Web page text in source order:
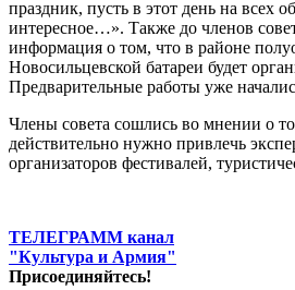
праздник, пусть в этот день на всех
интересное…». Также до членов
информация о том, что в районе
Новосильцевской батареи будет
Предварительные работы уже
Члены совета сошлись во мнении о
действительно нужно привлечь
организаторов фестивалей,
ТЕЛЕГРАММ канал
"Культура и Армия"
Присоединяйтесь!